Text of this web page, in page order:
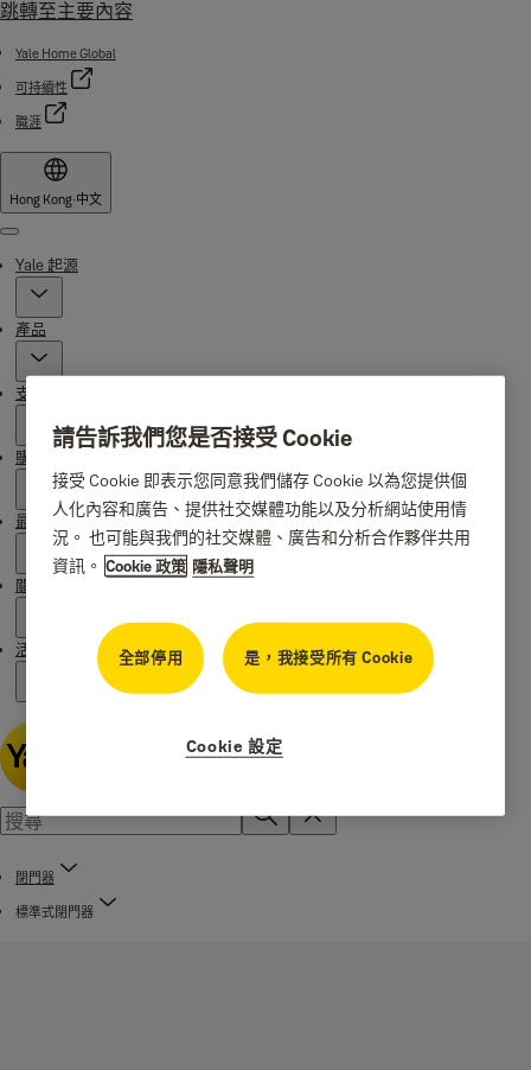
跳轉至主要內容
Yale Home Global
可持續性
職涯
Hong Kong·中文
Menu
Yale 起源
產品
支援
購買地點
最新消息
關於 Yale
活動
閉門器
標準式閉門器
請告訴我們您是否接受 Cookie
接受 Cookie 即表示您同意我們儲存 Cookie 以為您提供個
人化內容和廣告、提供社交媒體功能以及分析網站使用情
況。 也可能與我們的社交媒體、廣告和分析合作夥伴共用
資訊。Cookie 政策 隱私聲明
全部停用 是，我接受所有 Cookie
Cookie 設定